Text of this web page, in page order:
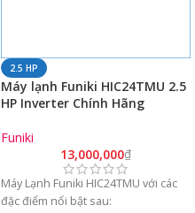
2.5 HP
Máy lạnh Funiki HIC24TMU 2.5
HP Inverter Chính Hãng
Funiki
13,000,000₫
Máy Lạnh Funiki HIC24TMU với các
đặc điểm nổi bật sau: